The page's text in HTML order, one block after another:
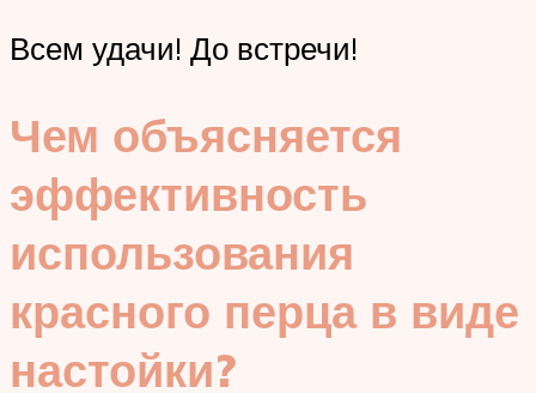
Всем удачи! До встречи!
Чем объясняется
эффективность
использования
красного перца в виде
настойки?